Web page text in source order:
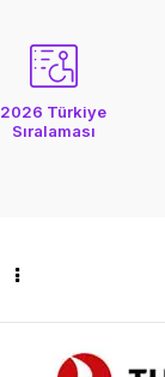
2026 Türkiye
Sıralaması